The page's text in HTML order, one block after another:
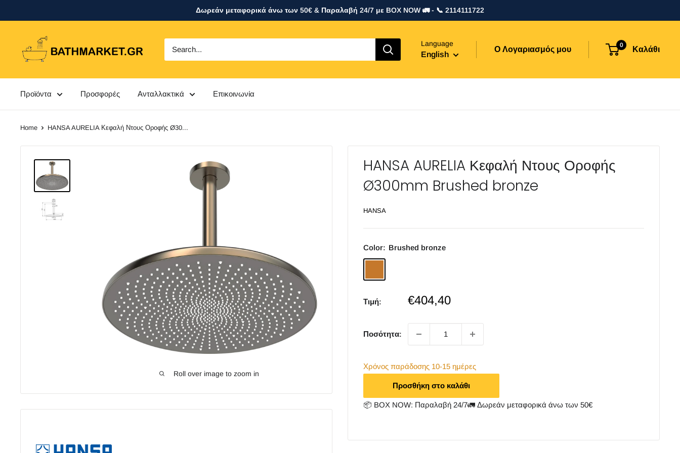
to
Δωρεάν μεταφορικά άνω των 50€ & Παραλαβή 24/7 με BOX NOW 🚛 - 📞 2114111722
bathmarket.gr
Language
English
Ο Λογαριασμός μου
0
Καλάθι
Προϊόντα Προσφορές Ανταλλακτικά Επικοινωνία
Home HANSA AURELIA Κεφαλή Ντους Οροφής Ø30...
Roll over image to zoom in
HANSA AURELIA Κεφαλή Ντους Οροφής
Ø300mm Brushed bronze
HANSA
Color: Brushed bronze
bronze
Τιμή:
Sale
€404,40
Ποσότητα:
Χρόνος παράδoσης 10-15 ημέρες
Προσθήκη στο καλάθι
📦 BOX NOW: Παραλαβή 24/7🚛 Δωρεάν μεταφορικά άνω των 50€